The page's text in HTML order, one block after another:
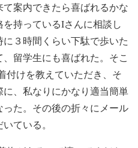
案内できたら喜ばれるかな
持っているIさんに相談し
３時間くらい下駄で歩いた
留学生にも喜ばれた。そこ
付けを教えていただき、そ
、私なりにかなり適当簡単
た。その後の折々にメール
ている。